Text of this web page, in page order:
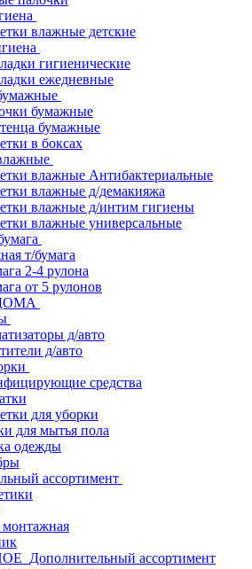
влажные детские
гигиенические
ежедневные
бумажные
бумажные
в боксах
влажные Антибактериальные
влажные д/демакияжа
влажные д/интим гигиены
влажные универсальные
т/бумага
2-4 рулона
от 5 рулонов
д/авто
д/авто
средства
для уборки
для мытья пола
одежды
ассортимент
ассортимент